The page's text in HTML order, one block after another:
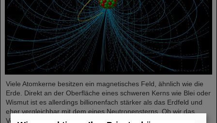
Viele Atomkerne besitzen ein magnetisches Feld, ähnlich wie die
Erde. Direkt an der Oberfläche eines schweren Kerns wie Blei oder
Wismut ist es allerdings billionenfach stärker als das Erdfeld und
eher vergleichbar mit dem eines Neutronensterns. Ob wir das
Verhalten eines Elektrons in solch starken Feldern verstehen, ist